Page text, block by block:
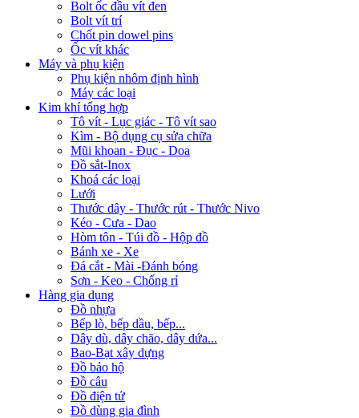
Bolt ốc đầu vít đen
Bolt vít trí
Chốt pin dowel pins
Ốc vít khác
Máy và phụ kiện
Phụ kiện nhôm định hình
Máy các loại
Kim khí tổng hợp
Tô vít - Lục giác - Tô vít sao
Kìm - Bộ dụng cụ sửa chữa
Mũi khoan - Đục - Doa
Đồ sắt-Inox
Khoá các loại
Lưới
Thước dây - Thước rút - Thước Nivo
Kéo - Cưa - Dao
Hòm tôn - Túi đồ - Hộp đồ
Bánh xe - Xe
Đá cắt - Mài -Đánh bóng
Sơn - Keo - Chống rỉ
Hàng gia dụng
Đồ nhựa
Bếp lò, bếp dầu, bếp...
Dây dù, dây chão, dây dứa...
Bao-Bạt xây dựng
Đồ bảo hộ
Đồ câu
Đồ điện tử
Đồ dùng gia đình